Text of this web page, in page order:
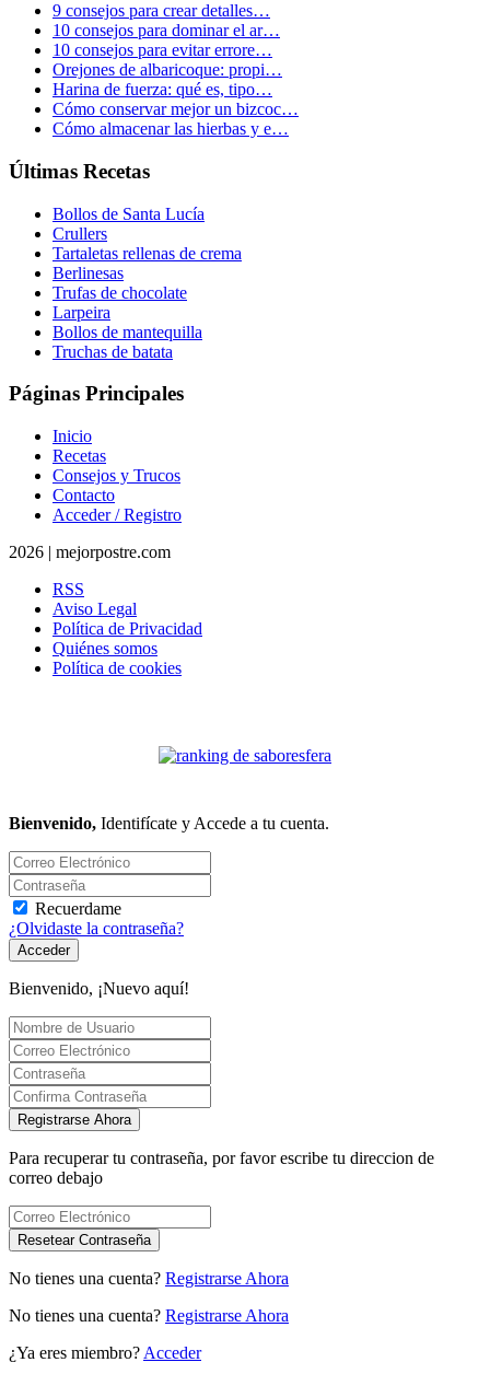
9 consejos para crear detalles…
10 consejos para dominar el ar…
10 consejos para evitar errore…
Orejones de albaricoque: propi…
Harina de fuerza: qué es, tipo…
Cómo conservar mejor un bizcoc…
Cómo almacenar las hierbas y e…
Últimas Recetas
Bollos de Santa Lucía
Crullers
Tartaletas rellenas de crema
Berlinesas
Trufas de chocolate
Larpeira
Bollos de mantequilla
Truchas de batata
Páginas Principales
Inicio
Recetas
Consejos y Trucos
Contacto
Acceder / Registro
2026 | mejorpostre.com
RSS
Aviso Legal
Política de Privacidad
Quiénes somos
Política de cookies
Bienvenido, Identifícate y Accede a tu cuenta.
Recuerdame
¿Olvidaste la contraseña?
Acceder
Bienvenido, ¡Nuevo aquí!
Registrarse Ahora
Para recuperar tu contraseña, por favor escribe tu direccion de
correo debajo
Resetear Contraseña
No tienes una cuenta? Registrarse Ahora
No tienes una cuenta? Registrarse Ahora
¿Ya eres miembro? Acceder